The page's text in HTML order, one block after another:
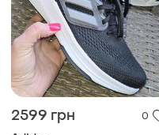
2599 грн 0